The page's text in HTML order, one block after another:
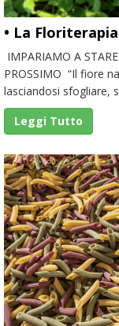
• La
IMPARIAMO A
PROSSIMO “Il fiore
lasciandosi sfogliare,
Leggi Tutto